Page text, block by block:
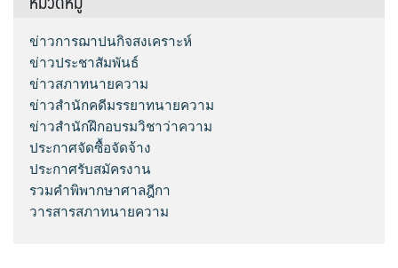
ข่าวการฌาปนกิจสงเคราะห์
ข่าวประชาสัมพันธ์
ข่าวสภาทนายความ
ข่าวสำนักคดีมรรยาทนายความ
ข่าวสำนักฝึกอบรมวิชาว่าความ
ประกาศจัดซื้อจัดจ้าง
ประกาศรับสมัครงาน
รวมคำพิพากษาศาลฎีกา
วารสารสภาทนายความ